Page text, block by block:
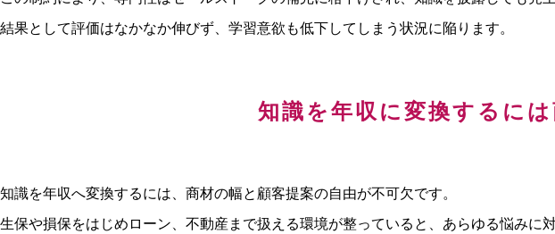
結果として評価はなかなか伸びず、学習意欲も低下してしまう状況に陥ります。
知識を年収に変換するに
知識を年収へ変換するには、商材の幅と顧客提案の自由が不可欠です。
生保や損保をはじめローン、不動産まで扱える環境が整っていると、あらゆる悩みに